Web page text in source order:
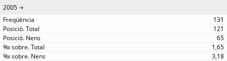
2005
131
121
65
1,65
3,18